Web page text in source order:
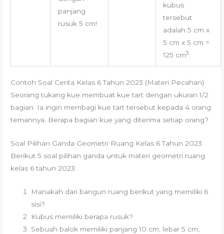
panjang
rusuk 5 cm!
kubus
tersebut
adalah 5 cm x
5 cm x 5 cm =
125 cm3
Contoh Soal Cerita Kelas 6 Tahun 2023 (Materi Pecahan)
Seorang tukang kue membuat kue tart dengan ukuran 1/2
bagian. Ia ingin membagi kue tart tersebut kepada 4 orang
temannya. Berapa bagian kue yang diterima setiap orang?
Soal Pilihan Ganda Geometri Ruang Kelas 6 Tahun 2023
Berikut 5 soal pilihan ganda untuk materi geometri ruang
kelas 6 tahun 2023:
Manakah dari bangun ruang berikut yang memiliki 6
sisi?
Kubus memiliki berapa rusuk?
Sebuah balok memiliki panjang 10 cm, lebar 5 cm,